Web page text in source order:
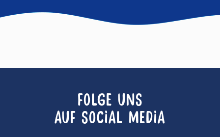
FOLGE UNS
AUF SOCIAL MEDIA